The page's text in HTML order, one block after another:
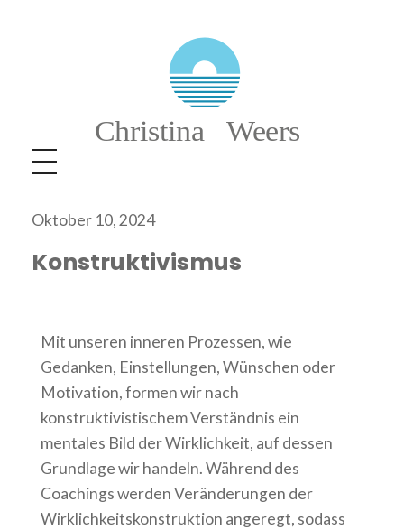
Christina Weers
Konstruktivismus
Oktober 10, 2024
Mit unseren inneren Prozessen, wie
Gedanken, Einstellungen, Wünschen oder
Motivation, formen wir nach
konstruktivistischem Verständnis ein
mentales Bild der Wirklichkeit, auf dessen
Grundlage wir handeln. Während des
Coachings werden Veränderungen der
Wirklichkeitskonstruktion angeregt, sodass